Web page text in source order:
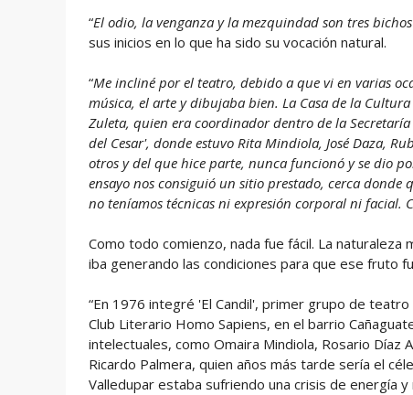
“El odio, la venganza y la mezquindad son tres
sus inicios en lo que ha sido su vocación natural.
“Me incliné por el teatro, debido a que vi en varias
música, el arte y dibujaba bien. La Casa de la
Zuleta, quien era coordinador dentro de la
del Cesar', donde estuvo Rita Mindiola, José Daza,
otros y del que hice parte, nunca funcionó y se dio
ensayo nos consiguió un sitio prestado, cerca donde
no teníamos técnicas ni expresión corporal ni facial.
Como todo comienzo, nada fue fácil. La
iba generando las condiciones para que ese fruto
“En 1976 integré 'El Candil', primer grupo de
Club Literario Homo Sapiens, en el barrio
intelectuales, como Omaira Mindiola, Rosario Díaz
Ricardo Palmera, quien años más tarde sería el
Valledupar estaba sufriendo una crisis de energía